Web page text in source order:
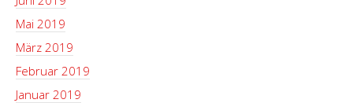
Mai 2019
März 2019
Februar 2019
Januar 2019